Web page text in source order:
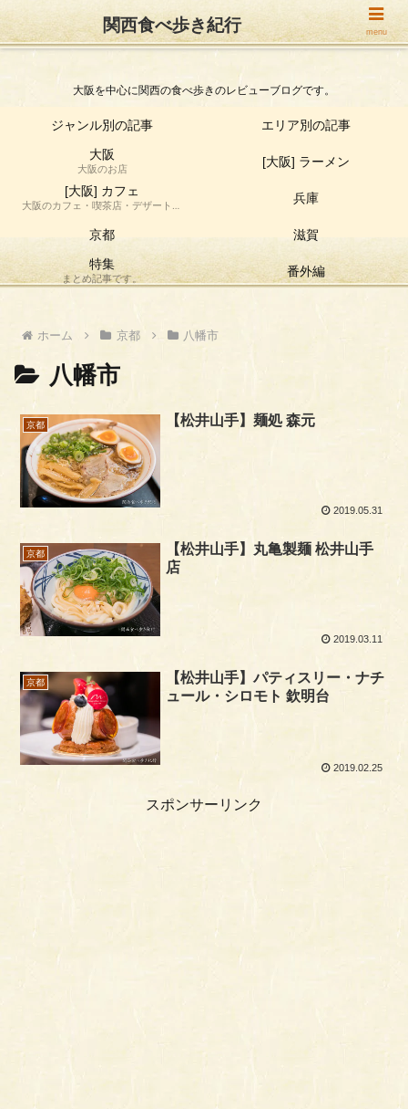
関西食べ歩き紀行
大阪を中心に関西の食べ歩きのレビューブログです。
ジャンル別の記事
エリア別の記事
大阪
大阪のお店
[大阪] ラーメン
[大阪] カフェ
大阪のカフェ・喫茶店・デザート店
兵庫
京都
滋賀
特集
まとめ記事です。 番外編
ホーム 京都 八幡市
八幡市
京都 【松井山手】麺処 森元
2019.05.31
京都
【松井山手】丸亀製麺 松井山手
店
2019.03.11
京都
【松井山手】パティスリー・ナチ
ュール・シロモト 欽明台
2019.02.25
スポンサーリンク
関西食べ歩き紀行 menu